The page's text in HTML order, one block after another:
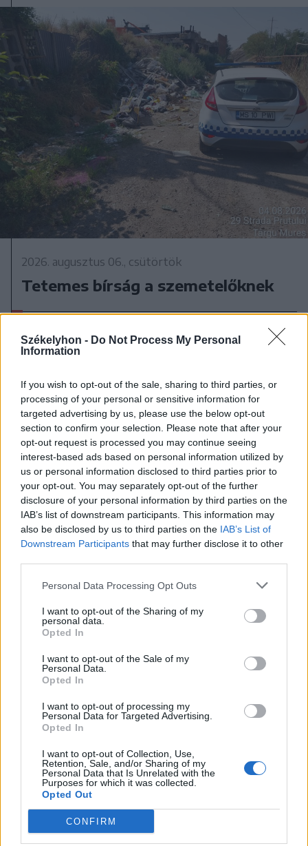
Székelyhon - Do Not Process My Personal
Information
If you wish to opt-out of the sale, sharing to third parties, or
processing of your personal or sensitive information for
targeted advertising by us, please use the below opt-out
section to confirm your selection. Please note that after your
opt-out request is processed you may continue seeing
interest-based ads based on personal information utilized by
us or personal information disclosed to third parties prior to
your opt-out. You may separately opt-out of the further
disclosure of your personal information by third parties on the
IAB’s list of downstream participants. This information may
also be disclosed by us to third parties on the IAB’s List of
Downstream Participants that may further disclose it to other
Personal Data Processing Opt Outs
I want to opt-out of the Sharing of my
personal data.
Opted In
I want to opt-out of the Sale of my
Personal Data.
Opted In
I want to opt-out of processing my
Personal Data for Targeted Advertising.
Opted In
I want to opt-out of Collection, Use,
Retention, Sale, and/or Sharing of my
Personal Data that Is Unrelated with the
Purposes for which it was collected.
Opted Out
CONFIRM
2026. augusztus 06., csütörtök
Tetemes bírság a szemetelőknek
2026. augusztus 06., csütörtök
Tematikus medvepark készül